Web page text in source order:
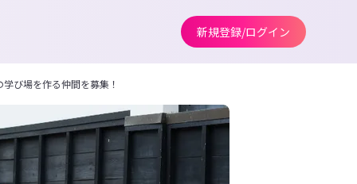
新規登録/ログイン
び場を作る仲間を募集！